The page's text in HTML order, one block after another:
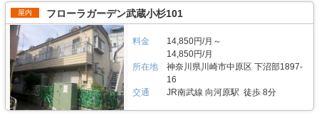
用できると思った。
ことはもちろん、小さなトラブルでも問い合わせれば、自社の物件管理部隊
がすぐに駆けつける体制も整備しています。 費用や契約について教えてく
ださい。 簡単手続き。スマートキーを採用したことで、その場で専用アプ
リを使って施設のエントランスキーを解錠でき、スタッフの立会いがなくて
もスムーズに内覧できます。また、Webやスマホのみでも契約申し込みが
できるので、最短即日利用も可能です。不明点があれば、お気軽にお問い合
わせください。 編集後記 誰もが知っているキャラクター「キティちゃん」
がビル正面に大きく貼られているトランクハウス24。インパクトがありな
がらも、街の景色に馴染んでいる親しみやすい印象を受けた。2018年から
開始した新しいトランクルームのサービスだが、そのはじめたきっかけをお
屋内 フローラガーデン武蔵小杉101
料金
14,850円/月～
14,850円/月
所在地
神奈川県川崎市中原区 下沼部1897-
16
交通
JR南武線 向河原駅 徒歩 8分